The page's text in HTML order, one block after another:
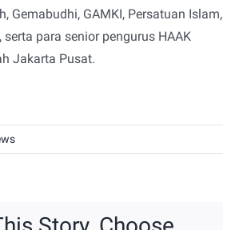
Gemabudhi, GAMKI, Persatuan Islam,
para senior pengurus HAAK
Jakarta Pusat.